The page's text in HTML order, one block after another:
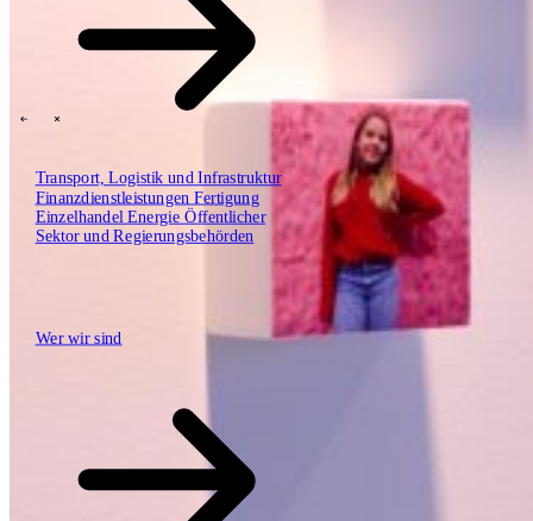
Transport, Logistik und Infrastruktur
Finanzdienstleistungen Fertigung
EinzelhandelEnergie Öffentlicher
Sektor und Regierungsbehörden
Wer wir sind
Plan, Build, Run durch dasselbe Team Lab271
Erkenntnisse